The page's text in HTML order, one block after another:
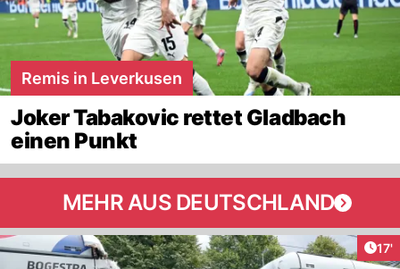
Remis in Leverkusen
Joker Tabakovic rettet Gladbach
einen Punkt
MEHR AUS DEUTSCHLAND
17'